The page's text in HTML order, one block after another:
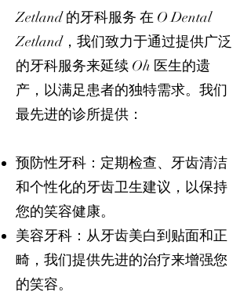
Zetland 的牙科服务 在 O Dental
Zetland，我们致力于通过提供广泛
的牙科服务来延续 Oh 医生的遗
产，以满足患者的独特需求。我们
最先进的诊所提供：
预防性牙科：定期检查、牙齿清洁
和个性化的牙齿卫生建议，以保持
您的笑容健康。
美容牙科：从牙齿美白到贴面和正
畸，我们提供先进的治疗来增强您
的笑容。